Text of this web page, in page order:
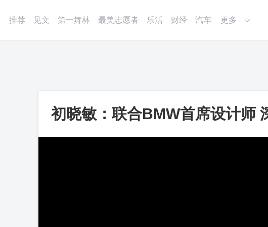
推荐 见文 第一舞林 最美志愿者 乐活 财经 汽车 更多
初晓敏：联合BMW首席设计师
频